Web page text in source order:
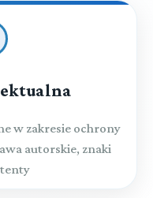
w zakresie ochrony
autorskie, znaki